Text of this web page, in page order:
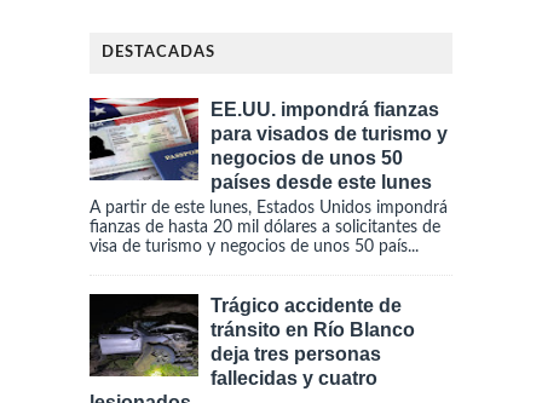
DESTACADAS
EE.UU. impondrá fianzas
para visados de turismo y
negocios de unos 50
países desde este lunes
A partir de este lunes, Estados Unidos impondrá
fianzas de hasta 20 mil dólares a solicitantes de
visa de turismo y negocios de unos 50 país...
Trágico accidente de
tránsito en Río Blanco
deja tres personas
fallecidas y cuatro